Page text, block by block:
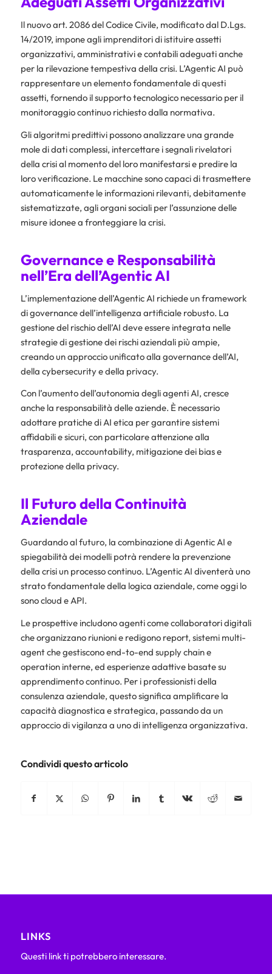
Il nuovo art. 2086 del Codice Civile, modificato dal D.Lgs.
14/2019, impone agli imprenditori di istituire assetti
organizzativi, amministrativi e contabili adeguati anche
per la rilevazione tempestiva della crisi. L’Agentic AI può
rappresentare un elemento fondamentale di questi
assetti, fornendo il supporto tecnologico necessario per il
monitoraggio continuo richiesto dalla normativa.
Gli algoritmi predittivi possono analizzare una grande
mole di dati complessi, intercettare i segnali rivelatori
della crisi al momento del loro manifestarsi e predire la
loro verificazione. Le macchine sono capaci di trasmettere
automaticamente le informazioni rilevanti, debitamente
sistematizzate, agli organi sociali per l’assunzione delle
misure idonee a fronteggiare la crisi.
Governance e Responsabilità
nell’Era dell’Agentic AI
L’implementazione dell’Agentic AI richiede un framework
di governance dell’intelligenza artificiale robusto. La
gestione del rischio dell’AI deve essere integrata nelle
strategie di gestione dei rischi aziendali più ampie,
creando un approccio unificato alla governance dell’AI,
della cybersecurity e della privacy.
Con l’aumento dell’autonomia degli agenti AI, cresce
anche la responsabilità delle aziende. È necessario
adottare pratiche di AI etica per garantire sistemi
affidabili e sicuri, con particolare attenzione alla
trasparenza, accountability, mitigazione dei bias e
protezione della privacy.
Il Futuro della Continuità
Aziendale
Guardando al futuro, la combinazione di Agentic AI e
spiegabilità dei modelli potrà rendere la prevenzione
della crisi un processo continuo. L’Agentic AI diventerà uno
strato fondamentale della logica aziendale, come oggi lo
sono cloud e API.
Le prospettive includono agenti come collaboratori digitali
che organizzano riunioni e redigono report, sistemi multi-
agent che gestiscono end-to-end supply chain e
operation interne, ed esperienze adattive basate su
apprendimento continuo. Per i professionisti della
consulenza aziendale, questo significa amplificare la
capacità diagnostica e strategica, passando da un
approccio di vigilanza a uno di intelligenza organizzativa.
Condividi questo articolo
LINKS
Questi link ti potrebbero interessare.